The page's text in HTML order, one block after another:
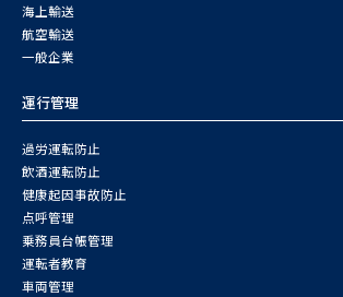
海上輸送
航空輸送
一般企業
運行管理
過労運転防止
飲酒運転防止
健康起因事故防止
点呼管理
乗務員台帳管理
運転者教育
車両管理